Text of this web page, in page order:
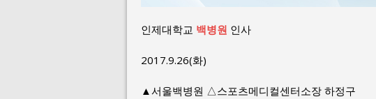
인제대학교 백병원 인사
2017.9.26(화)
▲서울백병원 △스포츠메디컬센터소장 하정구